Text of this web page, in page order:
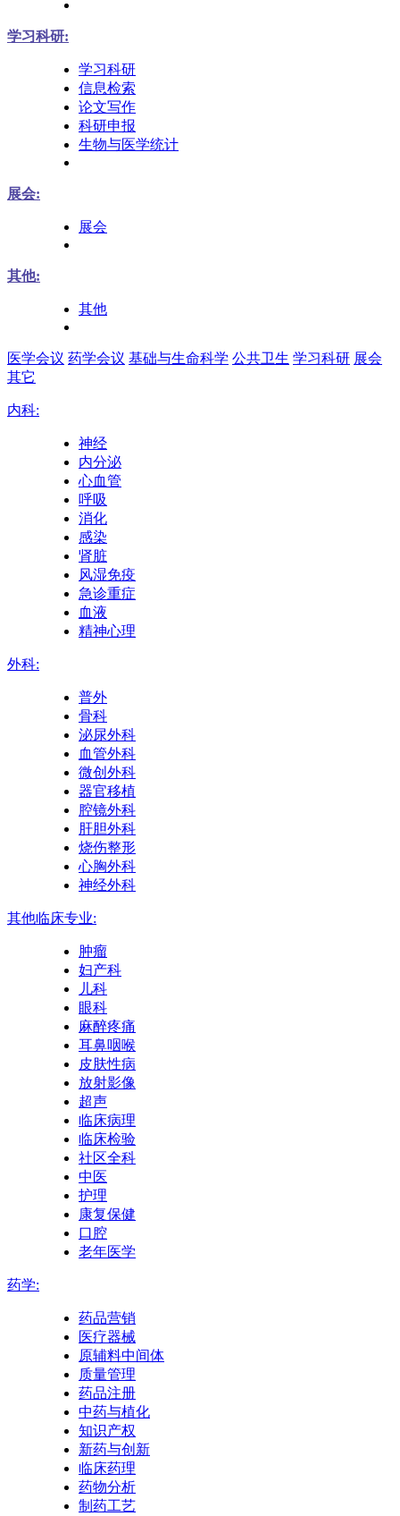
学习科研:
学习科研
信息检索
论文写作
科研申报
生物与医学统计
展会:
展会
其他:
其他
医学会议 药学会议 基础与生命科学 公共卫生 学习科研 展会
其它
内科:
神经
内分泌
心血管
呼吸
消化
感染
肾脏
风湿免疫
急诊重症
血液
精神心理
外科:
普外
骨科
泌尿外科
血管外科
微创外科
器官移植
腔镜外科
肝胆外科
烧伤整形
心胸外科
神经外科
其他临床专业:
肿瘤
妇产科
儿科
眼科
麻醉疼痛
耳鼻咽喉
皮肤性病
放射影像
超声
临床病理
临床检验
社区全科
中医
护理
康复保健
口腔
老年医学
药学:
药品营销
医疗器械
原辅料中间体
质量管理
药品注册
中药与植化
知识产权
新药与创新
临床药理
药物分析
制药工艺